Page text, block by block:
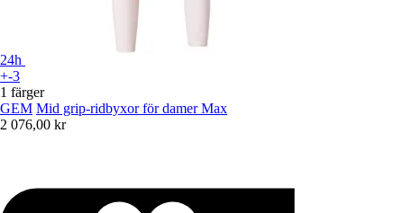
24h
+-3
1 färger
GEM Mid grip-ridbyxor för damer Max
2 076,00 kr